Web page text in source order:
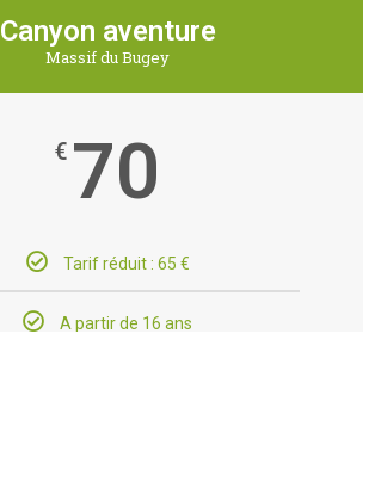
Canyon aventure
Massif du Bugey
€ 70
Tarif réduit : 65 €
A partir de 16 ans